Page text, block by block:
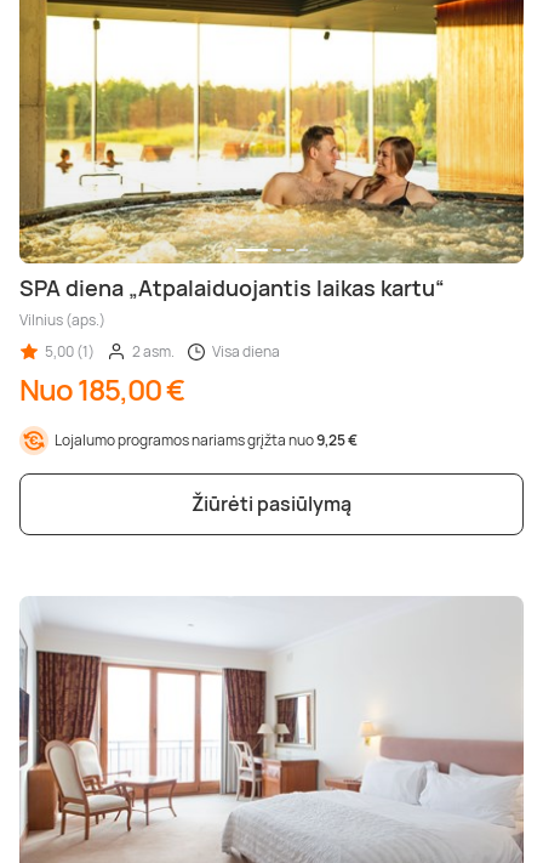
SPA diena „Atpalaiduojantis laikas kartu“
Vilnius (aps.)
5,00 (1)
2 asm. Visa diena
Nuo 185,00 €
Lojalumo programos nariams grįžta nuo9,25 €
Žiūrėti pasiūlymą